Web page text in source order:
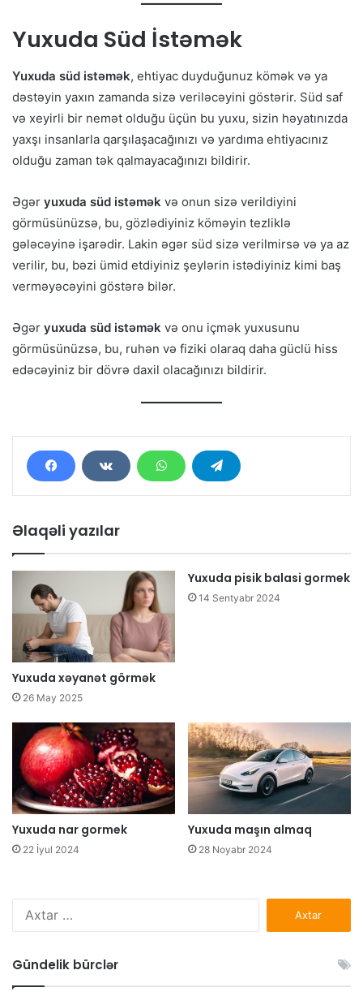
Yuxuda Süd İstəmək
Yuxuda süd istəmək, ehtiyac duyduğunuz kömək və ya
dəstəyin yaxın zamanda sizə veriləcəyini göstərir. Süd saf
və xeyirli bir nemət olduğu üçün bu yuxu, sizin həyatınızda
yaxşı insanlarla qarşılaşacağınızı və yardıma ehtiyacınız
olduğu zaman tək qalmayacağınızı bildirir.
Əgər yuxuda süd istəmək və onun sizə verildiyini
görmüsünüzsə, bu, gözlədiyiniz köməyin tezliklə
gələcəyinə işarədir. Lakin əgər süd sizə verilmirsə və ya az
verilir, bu, bəzi ümid etdiyiniz şeylərin istədiyiniz kimi baş
verməyəcəyini göstərə bilər.
Əgər yuxuda süd istəmək və onu içmək yuxusunu
görmüsünüzsə, bu, ruhən və fiziki olaraq daha güclü hiss
edəcəyiniz bir dövrə daxil olacağınızı bildirir.
Əlaqəli yazılar
Yuxuda xəyanət görmək
26 May 2025
Yuxuda pisik balasi gormek
14 Sentyabr 2024
Yuxuda nar gormek
22 İyul 2024
Yuxuda maşın almaq
28 Noyabr 2024
Gündelik bürclər